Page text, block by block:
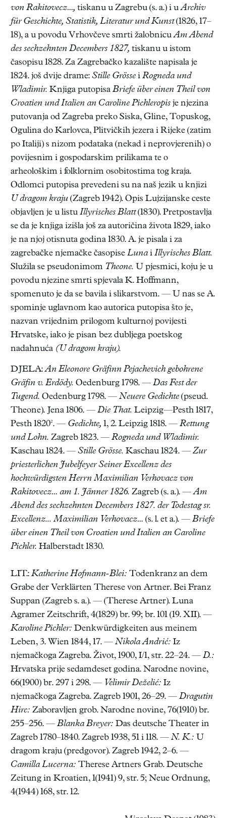
von Rakitovecz…, tiskanu u Zagrebu (s. a.) i uArchiv
für Geschichte, Statistik, Literatur und Kunst(1826, 17–
18), a u povodu Vrhovčeve smrti žalobnicuAm Abend
des sechzehnten Decembers 1827, tiskanu u istom
časopisu 1828. Za Zagrebačko kazalište napisala je
1824. još dvije drame: Stille Grösse i Rogneda und
Wladimir. Knjiga putopisa Briefe über einen Theil von
Croatien und Italien an Caroline Pichleropis je njezina
putovanja od Zagreba preko Siska, Gline, Topuskog,
Ogulina do Karlovca, Plitvičkih jezera i Rijeke (zatim
po Italiji) s nizom podataka (nekad i neprovjerenih) o
povijesnim i gospodarskim prilikama te o
arheološkim i folklornim osobitostima tog kraja.
Odlomci putopisa prevedeni su na naš jezik u knjizi
U dragom kraju (Zagreb 1942). Opis Lujzijanske ceste
objavljen je u listu Illyrisches Blatt(1830). Pretpostavlja
se da je knjiga izišla još za autoričina života 1829, iako
je na njoj otisnuta godina 1830. A. je pisala i za
zagrebačke njemačke časopise Lunai Illyrisches Blatt.
Služila se pseudonimom Theone. U pjesmici, koju je u
povodu njezine smrti spjevala K. Hoffmann,
spomenuto je da se bavila i slikarstvom. — U nas se A.
spominje uglavnom kao autorica putopisa što je,
nazvan vrijednim prilogom kulturnoj povijesti
Hrvatske, iako je pisan bez dubljega poetskog
nadahnuća (U dragom kraju).
DJELA:An Eleonore Gräfinn Pejachevich gebohrene
Gräfin v. Erdödy. Oedenburg 1798. — Das Fest der
Tugend. Oedenburg 1798. — Neuere Gedichte (pseud.
Theone). Jena 1806. — Die That. Leipzig—Pesth 1817,
Pesth 1820². — Gedichte, 1, 2. Leipzig 1818. — Rettung
und Lohn. Zagreb 1823. — Rogneda und Wladimir.
Kaschau 1824. — Stille Grösse. Kaschau 1824. — Zur
priesterlichen Jubelfeyer Seiner Excellenz des
hochwürdigsten Herrn Maximilian Verhovacz von
Rakitovecz… am 1. Jänner 1826. Zagreb (s. a.). —Am
Abend des sechzehnten Decembers 1827. der Todestag sr.
Excellenz... Maximilian Verhovacz… (s. l. et a.). — Briefe
über einen Theil von Croatien und Italien an Caroline
Pichler. Halberstadt 1830.
LIT.: Katherine Hofmann-Blei: Todenkranz an dem
Grabe der Verklärten Therese von Artner. Bei Franz
Suppan (Zagreb s. a.). — (Therese Artner). Luna
Agramer Zeitschrift, 4(1829) br. 99; br. 101 (19. XII). —
Karoline Pichler: Denkwürdigkeiten aus meinem
Leben, 3. Wien 1844, 17. — Nikola Andrić: Iz
njemačkoga Zagreba. Život, 1900, I/1, str. 22–24. — D.:
Hrvatska prije sedamdeset godina. Narodne novine,
66(1900) br. 297 i 298. — Velimir Deželić: Iz
njemačkoga Zagreba. Zagreb 1901, 26–29. — Dragutin
Hirc: Zaboravljen grob. Narodne novine, 76(1910) br.
255–256. — Blanka Breyer: Das deutsche Theater in
Zagreb 1780–1840. Zagreb 1938, 51 i 118. — N. K.: U
dragom kraju (predgovor). Zagreb 1942, 2–6. —
Camilla Lucerna: Therese Artners Grab. Deutsche
Zeitung in Kroatien, 1(1941) 9, str. 5; Neue Ordnung,
4(1944) 168, str. 12.